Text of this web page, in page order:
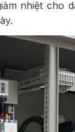
nhiệt cho